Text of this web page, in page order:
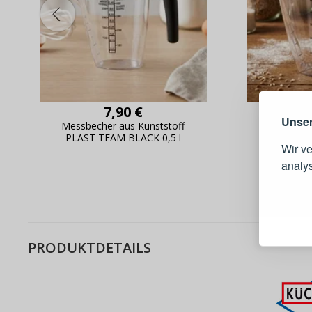
Wir
7,90 €
Messbecher aus Kunststoff
PLAST TEAM BLACK 0,5 l
PRODUKTDETAILS
Live-